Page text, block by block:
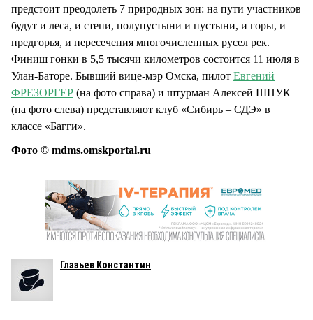
предстоит преодолеть 7 природных зон: на пути участников
будут и леса, и степи, полупустыни и пустыни, и горы, и
предгорья, и пересечения многочисленных русел рек.
Финиш гонки в 5,5 тысячи километров состоится 11 июля в
Улан-Баторе. Бывший вице-мэр Омска, пилот Евгений
ФРЕЗОРГЕР (на фото справа) и штурман Алексей ШПУК
(на фото слева) представляют клуб «Сибирь – СДЭ» в
классе «Багги».
Фото © mdms.omskportal.ru
Глазьев Константин